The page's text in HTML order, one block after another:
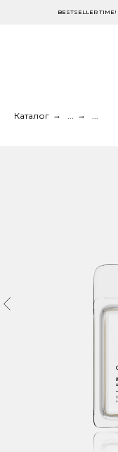
BESTSELLER TIME!
Каталог → ... → ...